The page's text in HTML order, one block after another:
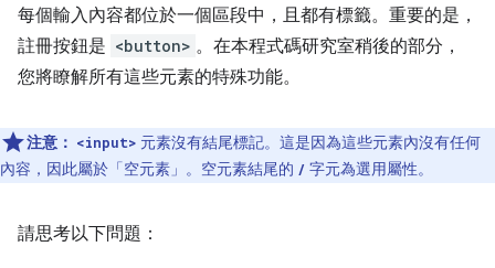
每個輸入內容都位於一個區段中，且都有標籤。重要的是，
註冊按鈕是 <button> 。在本程式碼研究室稍後的部分，
您將瞭解所有這些元素的特殊功能。
注意： <input> 元素沒有結尾標記。這是因為這些元素內沒有任何
內容，因此屬於「空元素」 。空元素結尾的 / 字元為選用屬性。
請思考以下問題：